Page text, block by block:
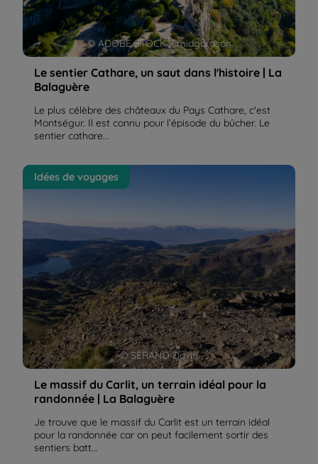
© ADOBE STOCK / midgardson
Le sentier Cathare, un saut dans l'histoire | La
Balaguère
Le plus célèbre des châteaux du Pays Cathare, c'est
Montségur. Il est connu pour l’épisode du bûcher. Le
sentier cathare...
Le massif du Carlit, un terrain idéal pour la
randonnée | La Balaguère
© SERANO David
Idées de voyages
Le massif du Carlit, un terrain idéal pour la
randonnée | La Balaguère
Je trouve que le massif du Carlit est un terrain idéal
pour la randonnée car on peut facilement sortir des
sentiers batt...